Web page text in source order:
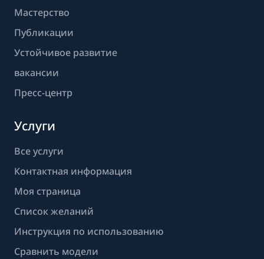
Мастерство
Публикации
Устойчивое развитие
вакансии
Пресс-центр
Услуги
Все услуги
Контактная информация
Моя страница
Список желаний
Инструкция по использованию
Сравнить модели